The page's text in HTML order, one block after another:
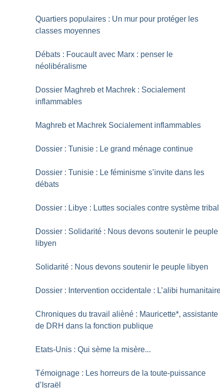
Quartiers populaires : Un mur pour protéger les
classes moyennes
Débats : Foucault avec Marx : penser le
néolibéralisme
Dossier Maghreb et Machrek : Socialement
inflammables
Maghreb et Machrek Socialement inflammables
Dossier : Tunisie : Le grand ménage continue
Dossier : Tunisie : Le féminisme s’invite dans les
débats
Dossier : Libye : Luttes sociales contre système tribal
Dossier : Solidarité : Nous devons soutenir le peuple
libyen
Solidarité : Nous devons soutenir le peuple libyen
Dossier : Intervention occidentale : L’alibi
Chroniques du travail alièné : Mauricette*, assistante
de DRH dans la fonction publique
Etats-Unis : Qui sème la misère...
Témoignage : Les horreurs de la toute-puissance
d’Israël